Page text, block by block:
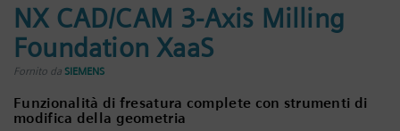
NX CAD/CAM 3-Axis Milling
Foundation XaaS
Fornito da SIEMENS
Funzionalità di fresatura complete con strumenti di
modifica della geometria